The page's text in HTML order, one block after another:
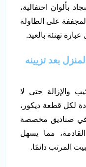
بألوان احتفالية،
على الطاولة
تهنئة بالعيد.
بعد تزيينه
والإزالة حتى لا
لكل قطعة ديكور،
في صناديق مخصصة
مما يسهل
المرتب دائمًا.